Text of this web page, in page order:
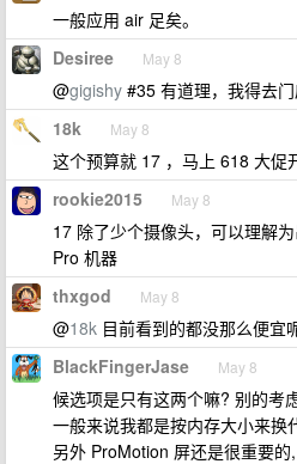
一般应用 air 足矣。
Desiree May 8
@gigishy #35 有道理，我得去
18k May 8
这个预算就 17 ，马上 618 大促
rookie2015 May 8
17 除了少个摄像头，可以理解
Pro 机器
thxgod May 8
@18k 目前看到的都没那么便宜
BlackFingerJase May 8
候选项是只有这两个嘛? 别的考
一般来说我都是按内存大小来换
另外 ProMotion 屏还是很重要